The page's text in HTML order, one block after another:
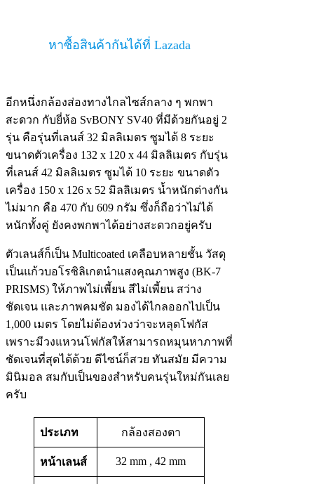
หาซื้อสินค้ากันได้ที่ Lazada
อีกหนึ่งกล้องส่องทางไกลไซส์กลาง ๆ พกพา
สะดวก กับยี่ห้อ SvBONY SV40 ที่มีด้วยกันอยู่ 2
รุ่น คือรุ่นที่เลนส์ 32 มิลลิเมตร ซูมได้ 8 ระยะ
ขนาดตัวเครื่อง 132 x 120 x 44 มิลลิเมตร กับรุ่น
ที่เลนส์ 42 มิลลิเมตร ซูมได้ 10 ระยะ ขนาดตัว
เครื่อง 150 x 126 x 52 มิลลิเมตร น้ำหนักต่างกัน
ไม่มาก คือ 470 กับ 609 กรัม ซึ่งก็ถือว่าไม่ได้
หนักทั้งคู่ ยังคงพกพาได้อย่างสะดวกอยู่ครับ
ตัวเลนส์ก็เป็น Multicoated เคลือบหลายชั้น วัสดุ
เป็นแก้วบอโรซิลิเกตนำแสงคุณภาพสูง (BK-7
PRISMS) ให้ภาพไม่เพี้ยน สีไม่เพี้ยน สว่าง
ชัดเจน และภาพคมชัด มองได้ไกลออกไปเป็น
1,000 เมตร โดยไม่ต้องห่วงว่าจะหลุดโฟกัส
เพราะมีวงแหวนโฟกัสให้สามารถหมุนหาภาพที่
ชัดเจนที่สุดได้ด้วย ดีไซน์ก็สวย ทันสมัย มีความ
มินิมอล สมกับเป็นของสำหรับคนรุ่นใหม่กันเลย
ครับ
ประเภท กล้องสองตา
หน้าเลนส์ 32 mm , 42 mm